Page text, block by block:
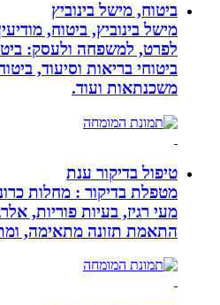
ביטוח, מישל בינוביץ
מישל בינוביץ, ביטוח, מודיעין,
לפרט, למשפחה ולעסק: ביטוחי
ביטוחי בריאות וסיעוד, ביטוחי
משכנתאות ועוד.
טיפול בדיקור ענת
מטפלת בדיקור : מחלות כרוניות
מעי רגיז, בעיות פוריות,
התאמת תזונה מתאימה, ומתן